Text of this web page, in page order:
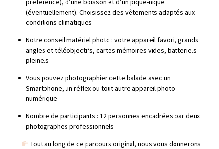
préférence), d’une boisson et d’un pique-nique
(éventuellement). Choisissez des vêtements adaptés aux
conditions climatiques
Notre conseil matériel photo : votre appareil favori, grands
angles et téléobjectifs, cartes mémoires vides, batterie.s
pleine.s
Vous pouvez photographier cette balade avec un
Smartphone, un réflex ou tout autre appareil photo
numérique
Nombre de participants : 12 personnes encadrées par deux
photographes professionnels
⁠ Tout au long de ce parcours original, nous vous donnerons